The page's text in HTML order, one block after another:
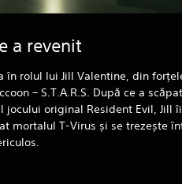
a revenit
în rolul lui Jill Valentine, din
– S.T.A.R.S. După ce a
jocului original Resident Evil, Jill
mortalul T-Virus și se trezește